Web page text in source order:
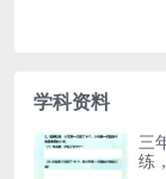
学科资料
三
练